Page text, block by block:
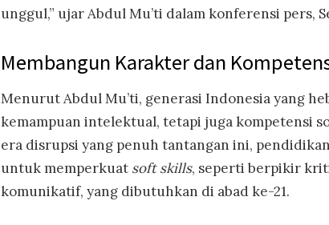
unggul,” ujar Abdul Mu’ti dalam konferensi pers,
Membangun Karakter dan
Menurut Abdul Mu’ti, generasi Indonesia yang
kemampuan intelektual, tetapi juga kompetensi
era disrupsi yang penuh tantangan ini,
untuk memperkuat soft skills, seperti berpikir
komunikatif, yang dibutuhkan di abad ke-21.